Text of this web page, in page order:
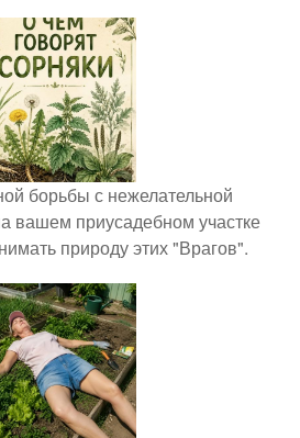
борьбы с нежелательной
вашем приусадебном участке
природу этих "Врагов".